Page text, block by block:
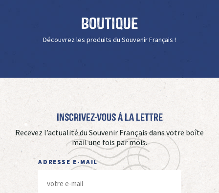
Boutique
Découvrez les produits du Souvenir Français !
Inscrivez-vous à La Lettre
Recevez l’actualité du Souvenir Français dans votre boîte
mail une fois par mois.
ADRESSE E-MAIL